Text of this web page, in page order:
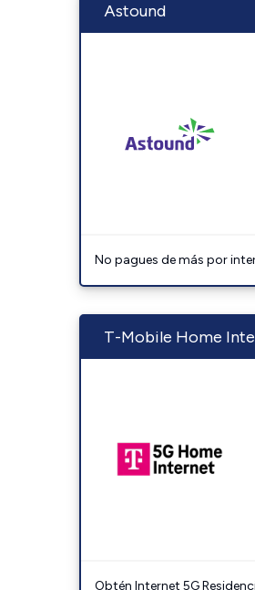
Astound
No pagues de más por
T-Mobile Home
Obtén Internet 5G